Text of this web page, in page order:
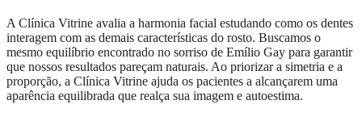
A Clínica Vitrine avalia a harmonia facial estudando como os dentes
interagem com as demais características do rosto. Buscamos o
mesmo equilíbrio encontrado no sorriso de Emílio Gay para garantir
que nossos resultados pareçam naturais. Ao priorizar a simetria e a
proporção, a Clínica Vitrine ajuda os pacientes a alcançarem uma
aparência equilibrada que realça sua imagem e autoestima.